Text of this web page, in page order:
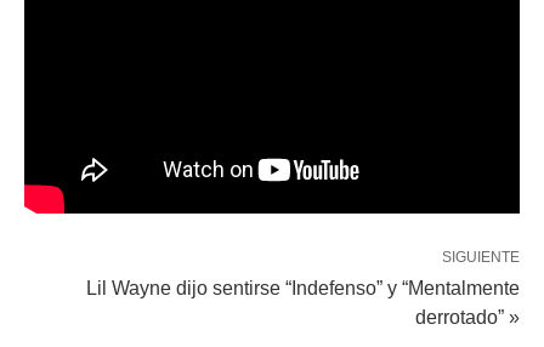
SIGUIENTE
Lil Wayne dijo sentirse “Indefenso” y “Mentalmente
derrotado” »